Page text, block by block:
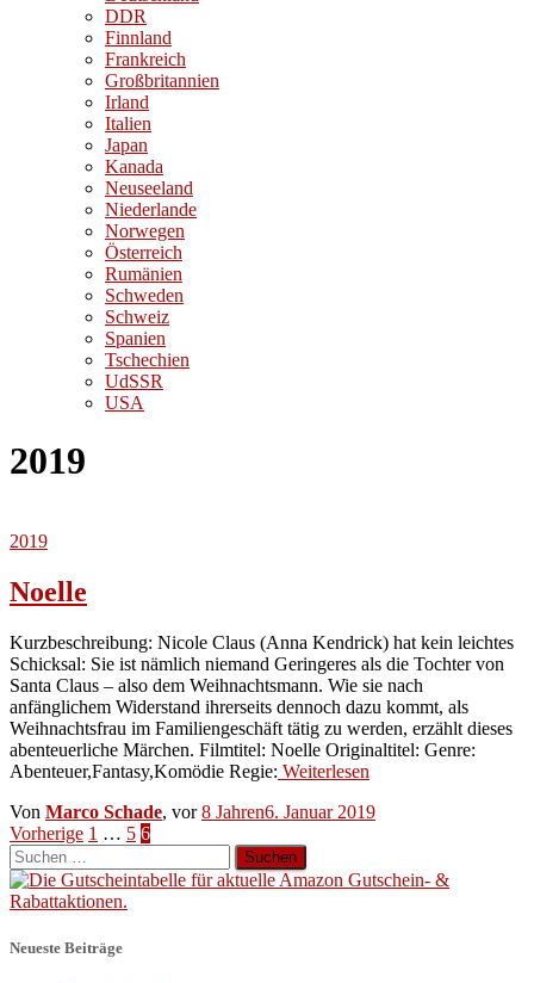
DDR
Finnland
Frankreich
Großbritannien
Irland
Italien
Japan
Kanada
Neuseeland
Niederlande
Norwegen
Österreich
Rumänien
Schweden
Schweiz
Spanien
Tschechien
UdSSR
USA
2019
2019
Noelle
Kurzbeschreibung: Nicole Claus (Anna Kendrick) hat kein leichtes
Schicksal: Sie ist nämlich niemand Geringeres als die Tochter von
Santa Claus – also dem Weihnachtsmann. Wie sie nach
anfänglichem Widerstand ihrerseits dennoch dazu kommt, als
Weihnachtsfrau im Familiengeschäft tätig zu werden, erzählt dieses
abenteuerliche Märchen. Filmtitel: Noelle Originaltitel: Genre:
Abenteuer,Fantasy,Komödie Regie: Weiterlesen
Von Marco Schade, vor8 Jahren6. Januar 2019
Seitennummerierung
der
Beiträge
Vorherige 1 … 5 6
Suchen
nach:
Neueste Beiträge